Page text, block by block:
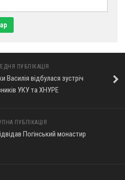
ПУБЛІКАЦІЯ
Василія відбулася зустріч
УКУ та ХНУРЕ
ПУБЛІКАЦІЯ
Погінський монастир